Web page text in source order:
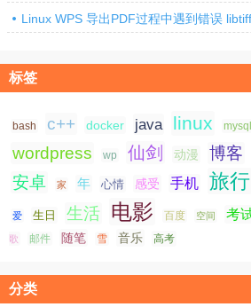
Linux WPS 导出PDF过程中遇到错误
标签
bash c++ docker java linux mysql
wordpress wp 仙剑 动漫 博客
安卓 家 年 心情 感受 手机 旅行
爱 生日 生活 电影 百度 空间 考
歌 邮件 随笔 雪 音乐 高考
分类